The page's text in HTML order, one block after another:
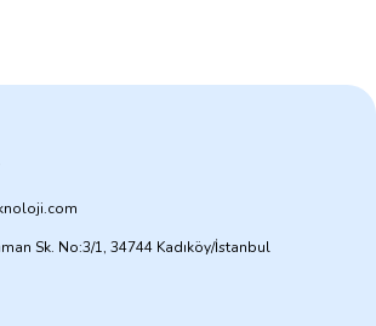
Sk. No:3/1, 34744 Kadıköy/İstanbul